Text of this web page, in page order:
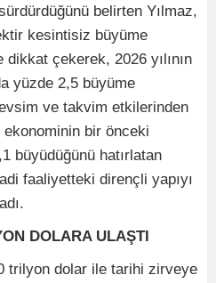
belirten Yılmaz,
kesintisiz büyüme
çekerek, 2026 yılının
yüzde 2,5 büyüme
ve takvim etkilerinden
ekonominin bir önceki
büyüdüğünü hatırlatan
faaliyetteki dirençli yapıyı
DOLARA ULAŞTI
trilyon dolar ile tarihi zirveye